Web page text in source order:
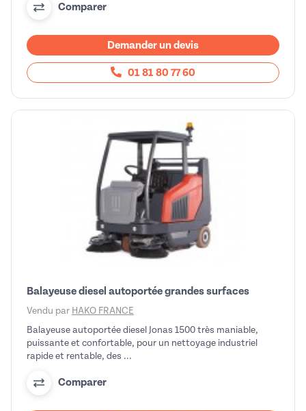
Comparer
Demander un devis
01 81 80 77 60
Balayeuse diesel autoportée grandes surfaces
Vendu par HAKO FRANCE
Balayeuse autoportée diesel Jonas 1500 très maniable,
puissante et confortable, pour un nettoyage industriel
rapide et rentable, des ...
Comparer